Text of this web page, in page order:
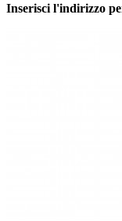
Inserisci l'indirizzo